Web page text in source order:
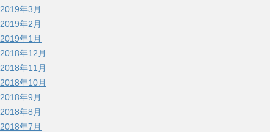
2019年3月
2019年2月
2019年1月
2018年12月
2018年11月
2018年10月
2018年9月
2018年8月
2018年7月